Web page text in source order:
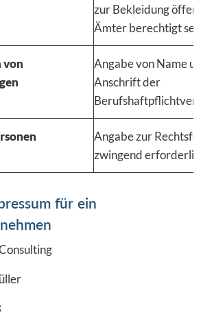
zur Bekleidung
Ämter berechtigt sein.
von
Angabe von Name und
Anschrift der
Angabe zur
zwingend erforderlich
für ein